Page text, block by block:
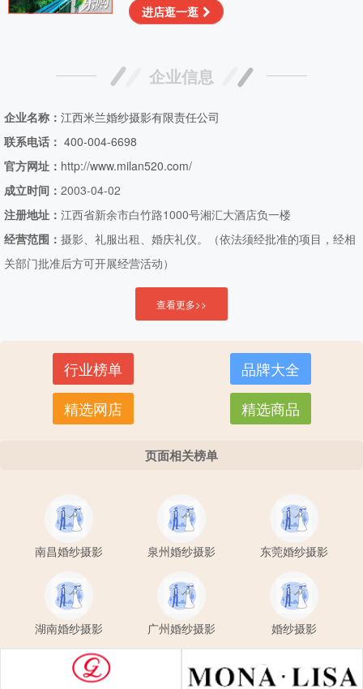
进店逛一逛
企业信息
企业名称： 江西米兰婚纱摄影有限责任公司
联系电话： 400-004-6698
官方网址： http://www.milan520.com/
成立时间： 2003-04-02
注册地址： 江西省新余市白竹路1000号湘汇大酒店负一楼
经营范围： 摄影、礼服出租、婚庆礼仪。（依法须经批准的项目，经相
关部门批准后方可开展经营活动）
查看更多>>
行业榜单
品牌大全
精选网店
精选商品
页面相关榜单
南昌婚纱摄影 泉州婚纱摄影 东莞婚纱摄影
湖南婚纱摄影 广州婚纱摄影 婚纱摄影